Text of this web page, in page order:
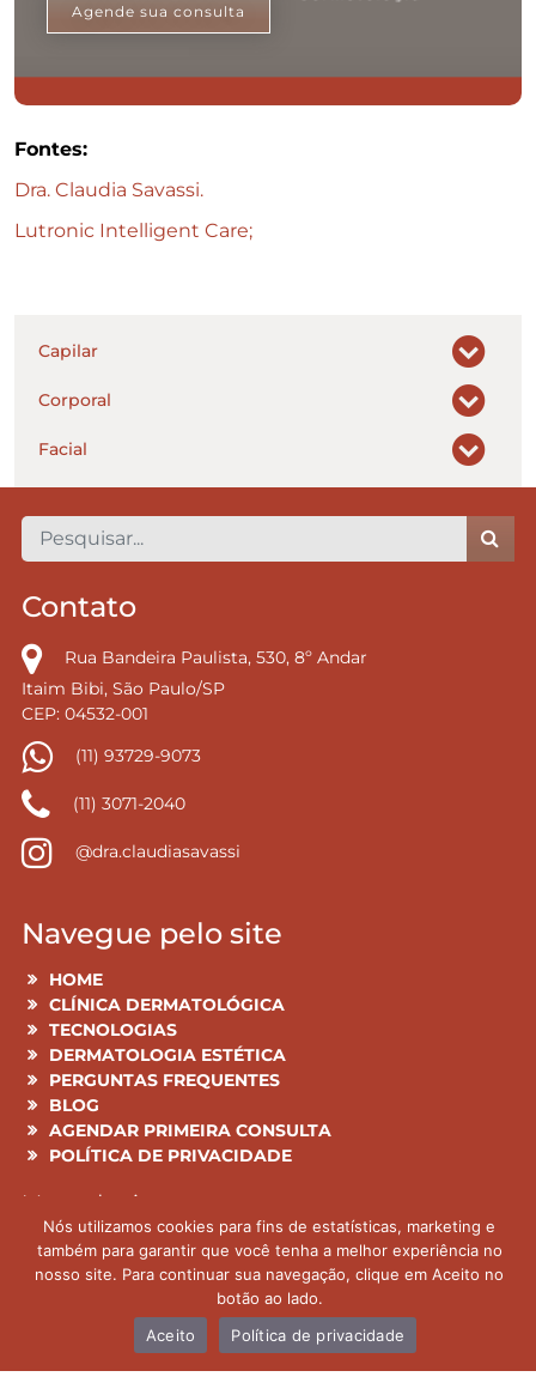
Agende sua consulta
Fontes:
Dra. Claudia Savassi.
Lutronic Intelligent Care;
Capilar
Corporal
Facial
Contato
Rua Bandeira Paulista, 530, 8º Andar
Itaim Bibi, São Paulo/SP
CEP: 04532-001
(11) 93729-9073
(11) 3071-2040
@dra.claudiasavassi
Navegue pelo site
HOME
CLÍNICA DERMATOLÓGICA
TECNOLOGIAS
DERMATOLOGIA ESTÉTICA
PERGUNTAS FREQUENTES
BLOG
AGENDAR PRIMEIRA CONSULTA
POLÍTICA DE PRIVACIDADE
Mapa do site
Todas as informações aqui publicadas têm cunho
educacional e são previamente analisadas pela Dra.
Claudia Savassi CRM 122 814
responsável pela clínica, e não podem ser
Nós utilizamos cookies para fins de estatísticas, marketing e
também para garantir que você tenha a melhor experiência no
nosso site. Para continuar sua navegação, clique em Aceito no
botão ao lado.
Aceito
Política de privacidade